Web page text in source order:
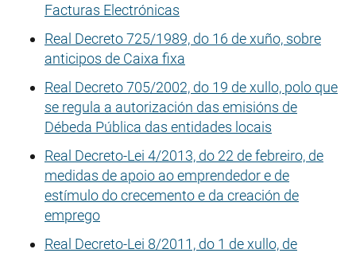
Facturas Electrónicas
Real Decreto 725/1989, do 16 de xuño, sobre
anticipos de Caixa fixa
Real Decreto 705/2002, do 19 de xullo, polo que
se regula a autorización das emisións de
Débeda Pública das entidades locais
Real Decreto-Lei 4/2013, do 22 de febreiro, de
medidas de apoio ao emprendedor e de
estímulo do crecemento e da creación de
emprego
Real Decreto-Lei 8/2011, do 1 de xullo, de